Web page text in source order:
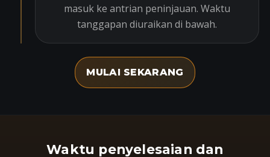
masuk ke antrian peninjauan. Waktu
tanggapan diuraikan di bawah.
MULAI SEKARANG
Waktu penyelesaian dan